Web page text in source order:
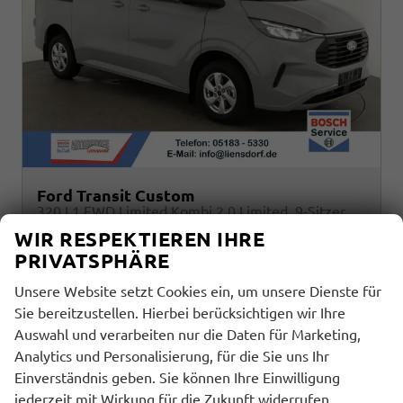
Ford Transit Custom
320 L1 FWD Limited Kombi 2.0 Limited, 9-Sitzer, Navi, FS-beheizbar, Side, Kamera, 4 J.-Garantie
Fahrzeugnr. 33738
KraftstoffDiesel AußenfarbeGrey Matter
Leistung125 kW (170 PS) Kilometerstand10 km
01.01.2026
45.095,– €
incl. 19% MwSt.
Details
WIR RESPEKTIEREN IHRE
PRIVATSPHÄRE
Unsere Website setzt Cookies ein, um unsere Dienste für
Sie bereitzustellen. Hierbei berücksichtigen wir Ihre
Auswahl und verarbeiten nur die Daten für Marketing,
Analytics und Personalisierung, für die Sie uns Ihr
Einverständnis geben. Sie können Ihre Einwilligung
jederzeit mit Wirkung für die Zukunft widerrufen.